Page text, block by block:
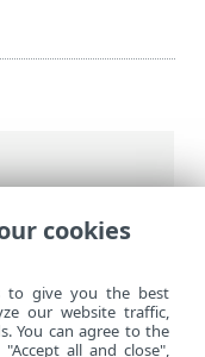
PROTECT
ova
cookies
to give you the best
our website traffic,
You can agree to the
all and close",